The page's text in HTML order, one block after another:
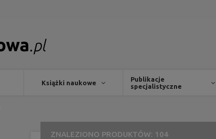
Książki naukowe
Publikacje
specjalistyczne
ZNALEZIONO PRODUKTÓW: 104